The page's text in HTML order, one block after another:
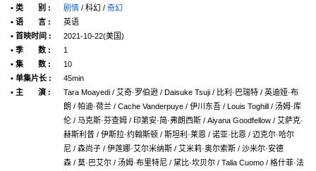
• 类 别 :
剧情 / 科幻 / 奇幻
• 语 言 :
英语
• 首映时间 :
2021-10-22(美国)
• 季 数 :
1
• 集 数 :
10
• 单集片长 :
45min
• 主 演 :
Tara Moayedi / 艾奇·罗伯逊 / Daisuke Tsuji / 比利·巴瑞特 / 英迪娅·布
朗 / 帕迪·荷兰 / Cache Vanderpuye / 伊川东吾 / Louis Toghill / 汤姆·库
伦 / 马克斯·芬查姆 / 印第安·简·弗朗西斯 / Aiyana Goodfellow / 艾萨克·
赫斯利普 / 伊斯拉·约翰斯顿 / 斯坦利·莱恩 / 诺亚·比恩 / 迈克尔·哈尔
尼 / 森尚子 / 伊莲娜·艾尔米纳斯 / 艾米莉·奥尔索斯 / 沙米尔·安德
森 / 莫·巴艾尔 / 汤姆·布里特尼 / 黛比·坎贝尔 / Talia Cuomo / 格什菲·法